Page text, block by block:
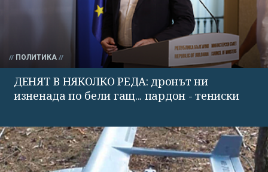
ПОЛИТИКА
ДЕНЯТ В НЯКОЛКО РЕДА: дронът ни
изненада по бели гащ... пардон - тениски